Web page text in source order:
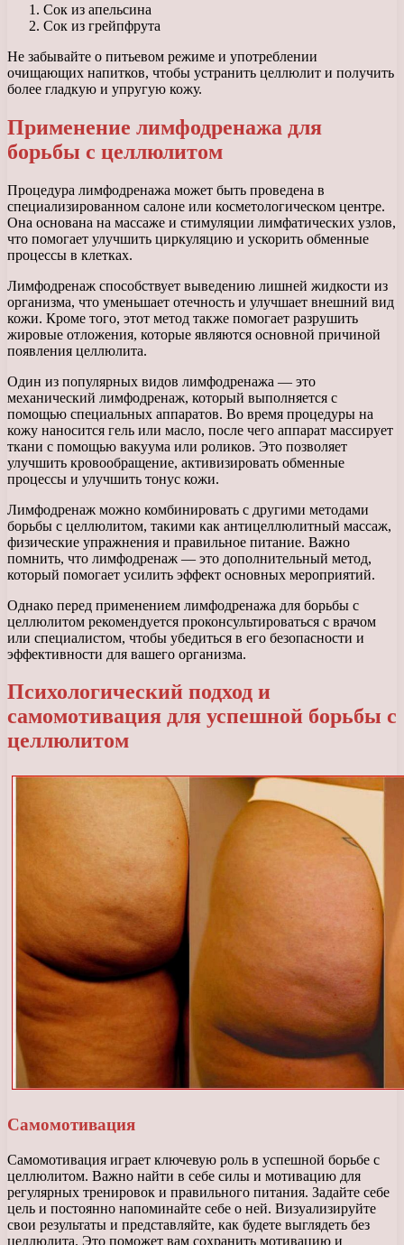
Сок из апельсина
Сок из грейпфрута
Не забывайте о питьевом режиме и употреблении
очищающих напитков, чтобы устранить целлюлит и получить
более гладкую и упругую кожу.
Применение лимфодренажа для
борьбы с целлюлитом
Процедура лимфодренажа может быть проведена в
специализированном салоне или косметологическом центре.
Она основана на массаже и стимуляции лимфатических узлов,
что помогает улучшить циркуляцию и ускорить обменные
процессы в клетках.
Лимфодренаж способствует выведению лишней жидкости из
организма, что уменьшает отечность и улучшает внешний вид
кожи. Кроме того, этот метод также помогает разрушить
жировые отложения, которые являются основной причиной
появления целлюлита.
Один из популярных видов лимфодренажа — это
механический лимфодренаж, который выполняется с
помощью специальных аппаратов. Во время процедуры на
кожу наносится гель или масло, после чего аппарат массирует
ткани с помощью вакуума или роликов. Это позволяет
улучшить кровообращение, активизировать обменные
процессы и улучшить тонус кожи.
Лимфодренаж можно комбинировать с другими методами
борьбы с целлюлитом, такими как антицеллюлитный массаж,
физические упражнения и правильное питание. Важно
помнить, что лимфодренаж — это дополнительный метод,
который помогает усилить эффект основных мероприятий.
Однако перед применением лимфодренажа для борьбы с
целлюлитом рекомендуется проконсультироваться с врачом
или специалистом, чтобы убедиться в его безопасности и
эффективности для вашего организма.
Психологический подход и
самомотивация для успешной борьбы с
целлюлитом
Самомотивация
Самомотивация играет ключевую роль в успешной борьбе с
целлюлитом. Важно найти в себе силы и мотивацию для
регулярных тренировок и правильного питания. Задайте себе
цель и постоянно напоминайте себе о ней. Визуализируйте
свои результаты и представляйте, как будете выглядеть без
целлюлита. Это поможет вам сохранить мотивацию и